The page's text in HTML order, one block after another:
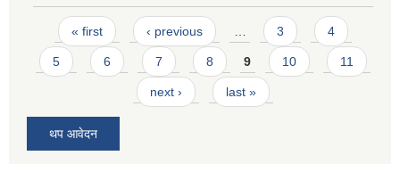
Pages
« first ‹ previous … 3 4
5 6 7 8 9 10 11
next › last »
थप आवेदन